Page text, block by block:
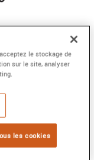
ROSE
le stockage de
sur le site, analyser
les cookies